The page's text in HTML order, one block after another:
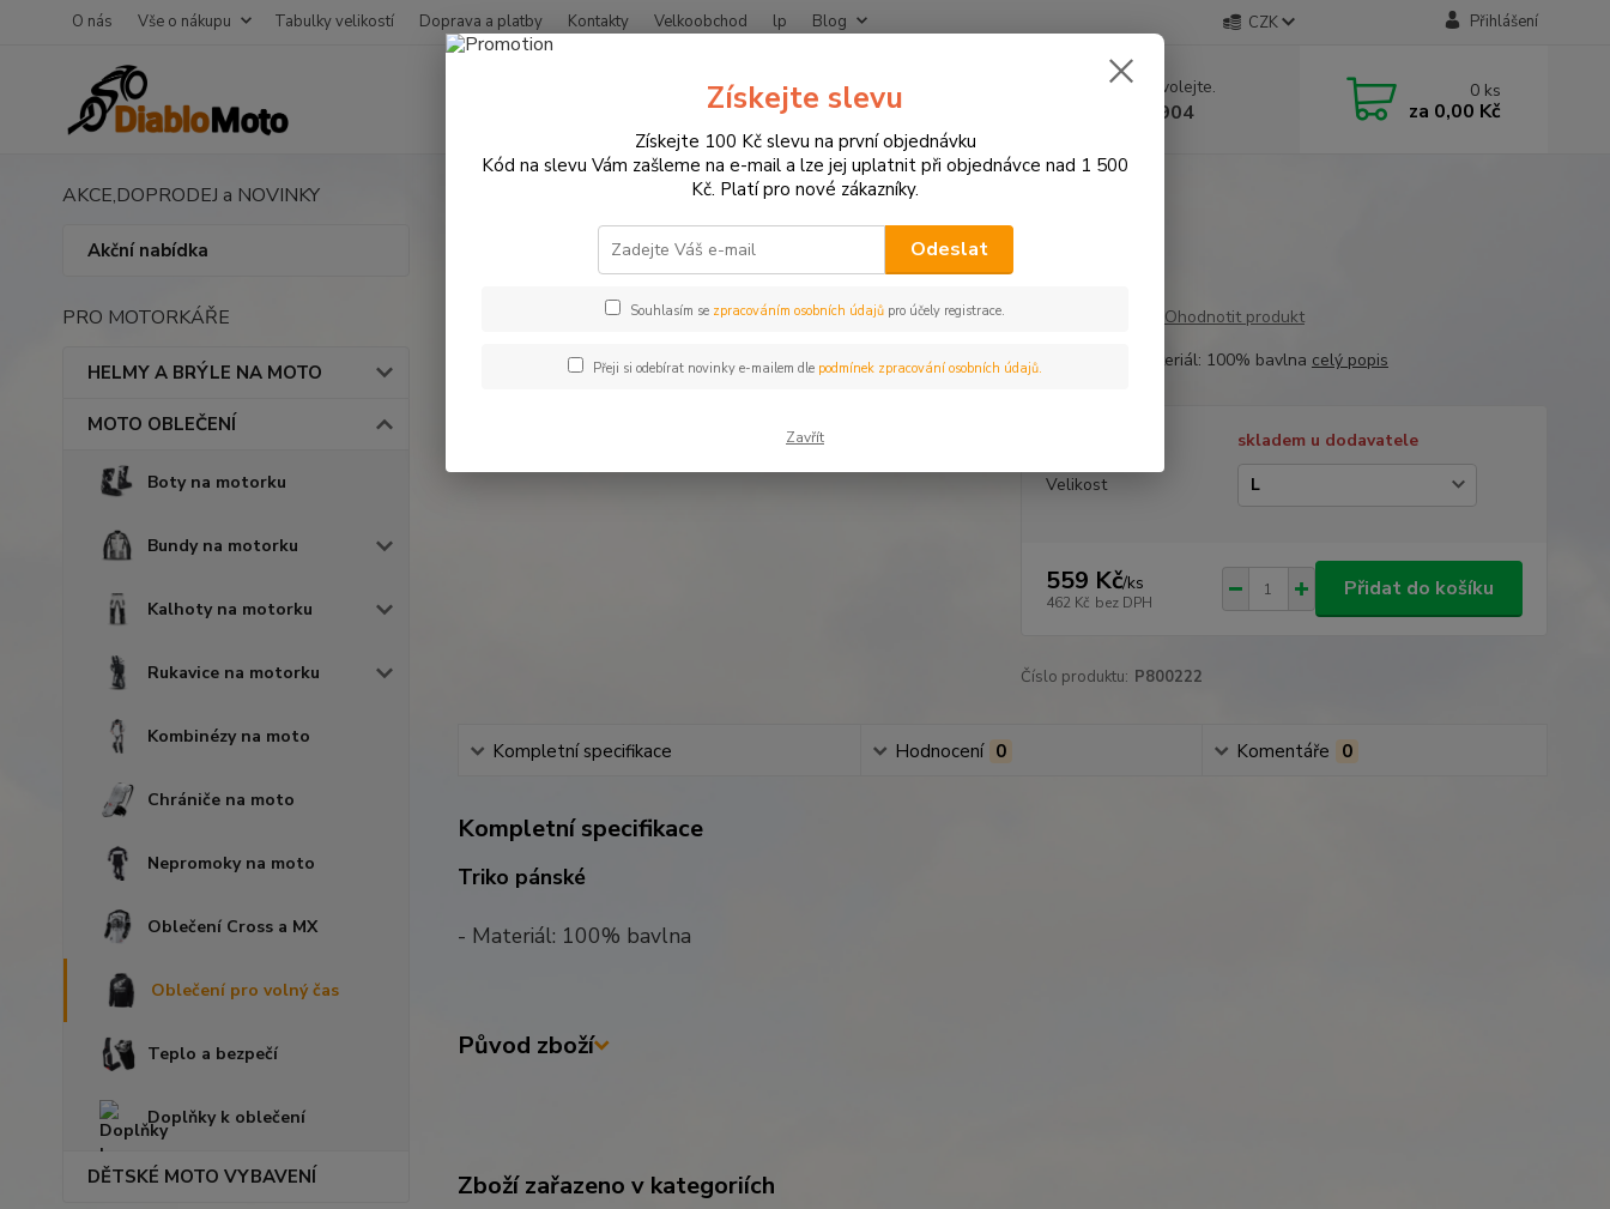
O nás Vše o nákupu Tabulky velikostí Doprava a platby Kontakty Velkoobchod lp Blog CZK Přihlášení
Hledat Nevíte si rady? Zavolejte.
+420 774 641 904
0 ks
za 0,00 Kč
AKCE,DOPRODEJ a NOVINKY
Akční nabídka
PRO MOTORKÁŘE
HELMY A BRÝLE NA MOTO
MOTO OBLEČENÍ
Boty na motorku
Bundy na motorku
Kalhoty na motorku
Rukavice na motorku
Kombinézy na moto
Chrániče na moto
Nepromoky na moto
Oblečení Cross a MX
Oblečení pro volný čas
Teplo a bezpečí
Doplňky k oblečení
DĚTSKÉ MOTO VYBAVENÍ
Oblečení pro volný čas Triko - Přes 50
Triko - Přes 50
Ohodnotit produkt
Triko pánské - Materiál: 100% bavlna celý popis
skladem u dodavatele
Velikost
559 Kč/ks
462 Kč bez DPH
Přidat do košíku
Číslo produktu: P800222
Kompletní specifikace Hodnocení 0 Komentáře 0
Kompletní specifikace
Triko pánské
- Materiál: 100% bavlna
Původ zboží
Zboží zařazeno v kategoriích
Získejte slevu
Získejte 100 Kč slevu na první objednávku
Kód na slevu Vám zašleme na e-mail a lze jej uplatnit při objednávce nad 1 500
Kč. Platí pro nové zákazníky.
Odeslat
Souhlasím se zpracováním osobních údajů pro účely registrace.
Přeji si odebírat novinky e-mailem dle podmínek zpracování osobních údajů.
Zavřít